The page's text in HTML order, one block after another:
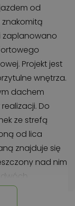
od
znakomitą
zaplanowano
Projekt jest
wnętrza.
dachem
Do
ze strefą
od lica
znajduje się
nad nim